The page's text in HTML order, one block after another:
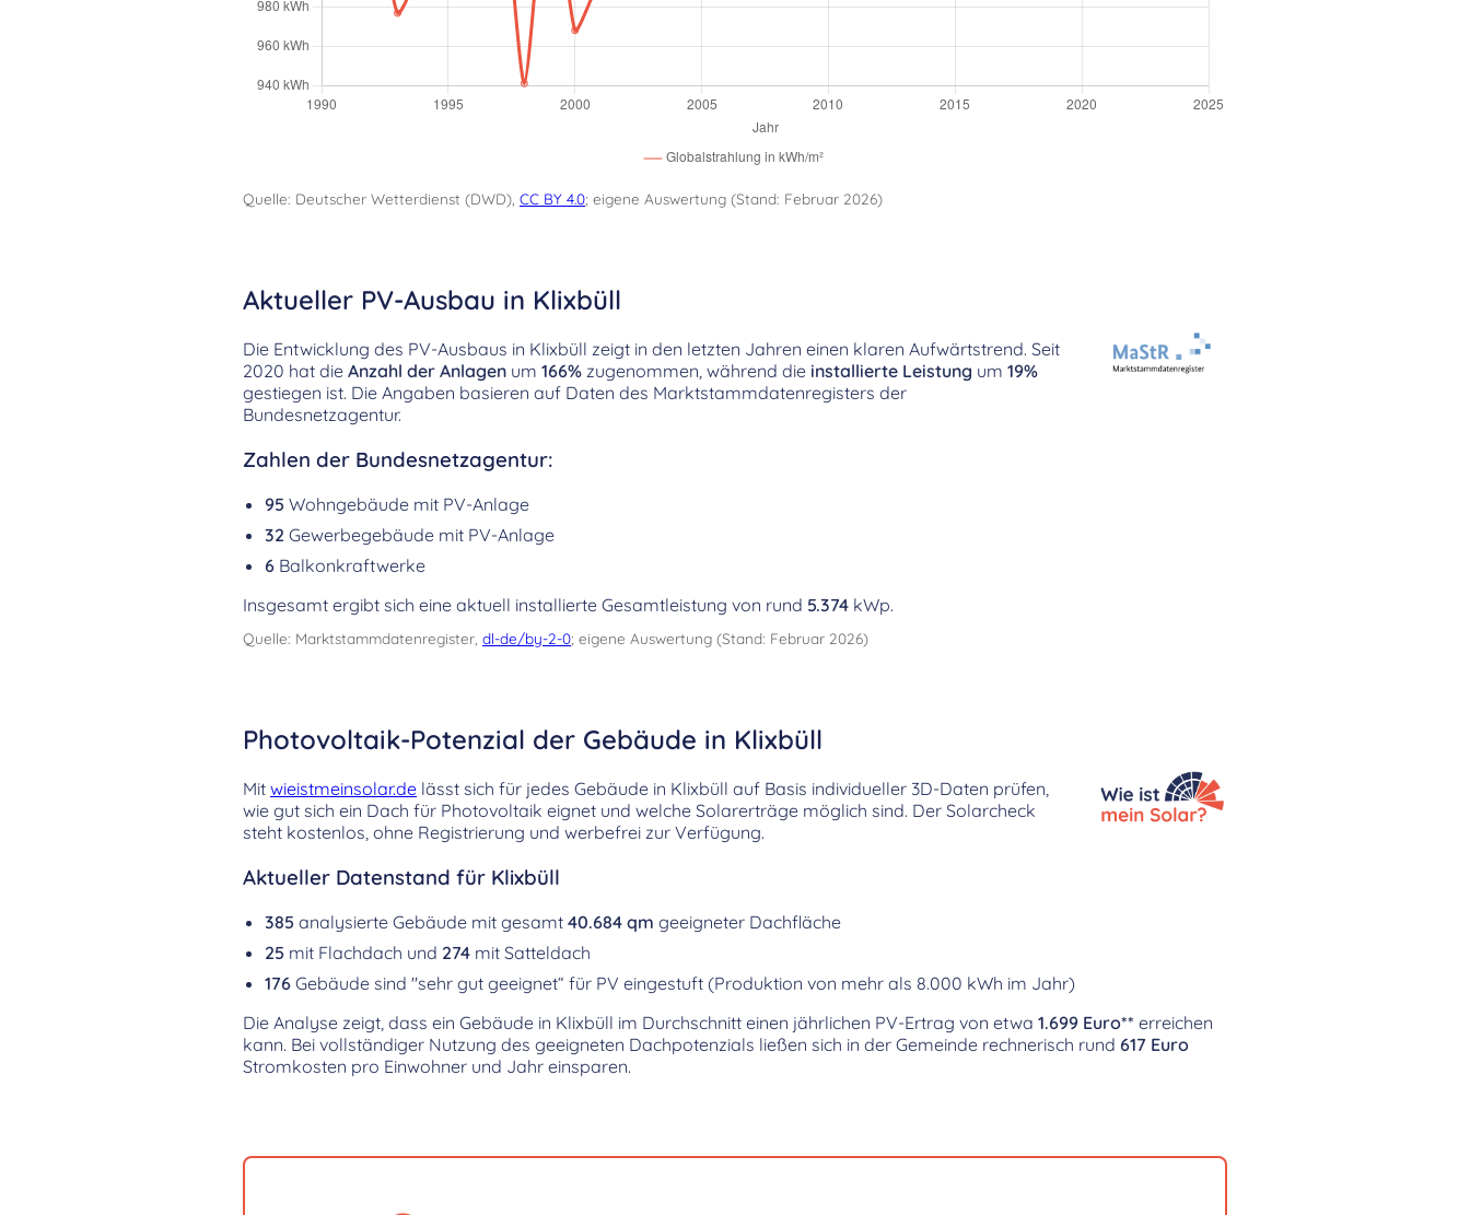
Quelle: Deutscher Wetterdienst (DWD), CC BY 4.0; eigene Auswertung (Stand: Februar 2026)
Aktueller PV-Ausbau in Klixbüll
Die Entwicklung des PV-Ausbaus in Klixbüll zeigt in den letzten Jahren einen klaren Aufwärtstrend. Seit
2020 hat die Anzahl der Anlagen um 166% zugenommen, während die installierte Leistung um 19%
gestiegen ist. Die Angaben basieren auf Daten des Marktstammdatenregisters der
Bundesnetzagentur.
Zahlen der Bundesnetzagentur:
95 Wohngebäude mit PV-Anlage
32 Gewerbegebäude mit PV-Anlage
6 Balkonkraftwerke
Insgesamt ergibt sich eine aktuell installierte Gesamtleistung von rund 5.374 kWp.
Quelle: Marktstammdatenregister, dl-de/by-2-0; eigene Auswertung (Stand: Februar 2026)
Photovoltaik-Potenzial der Gebäude in Klixbüll
Mit wieistmeinsolar.de lässt sich für jedes Gebäude in Klixbüll auf Basis individueller 3D-Daten prüfen,
wie gut sich ein Dach für Photovoltaik eignet und welche Solarerträge möglich sind. Der Solarcheck
steht kostenlos, ohne Registrierung und werbefrei zur Verfügung.
Aktueller Datenstand für Klixbüll
385 analysierte Gebäude mit gesamt 40.684 qm geeigneter Dachfläche
25 mit Flachdach und 274 mit Satteldach
176 Gebäude sind "sehr gut geeignet“ für PV eingestuft (Produktion von mehr als 8.000 kWh im Jahr)
Die Analyse zeigt, dass ein Gebäude in Klixbüll im Durchschnitt einen jährlichen PV-Ertrag von etwa 1.699 Euro** erreichen
kann. Bei vollständiger Nutzung des geeigneten Dachpotenzials ließen sich in der Gemeinde rechnerisch rund 617 Euro
Stromkosten pro Einwohner und Jahr einsparen.